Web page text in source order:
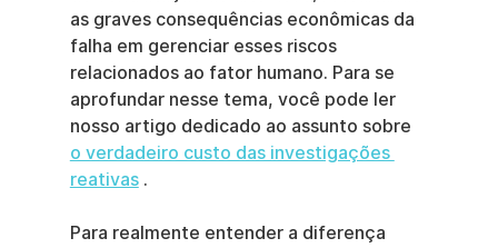
as graves consequências econômicas da
falha em gerenciar esses riscos
relacionados ao fator humano. Para se
aprofundar nesse tema, você pode ler
nosso artigo dedicado ao assunto sobre
o verdadeiro custo das investigações
reativas .
Para realmente entender a diferença